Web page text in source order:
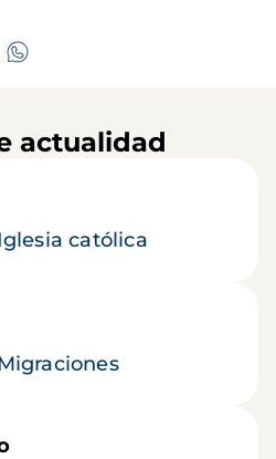
actualidad
católica